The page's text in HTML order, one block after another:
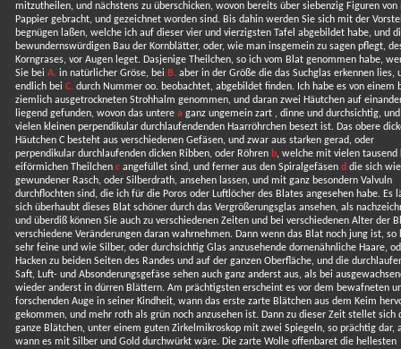
mitzutheilen, und nächstens zu überschicken, wovon bereits über siebenzig Figuren von
Pappier gebracht, und gezeichnet worden sind. Bis dahin werden Sie sich mit der
begnügen laßen, welche ich auf dieser vier und vierzigsten Tafel abgebildet habe, und
bewundernswürdigen Bau der Kornblätter, oder, wie man insgemein zu sagen pflegt,
Korngrases, vor Augen leget. Dasjenige Theilchen, so ich vom Blat genommen habe,
Sie bei A.in natürlicher Gröse, bei B.aber in der Größe die das Suchglas erkennen lies,
endlich bei C.durch Nummer oo. beobachtet, abgebildet finden. Ich habe es von einem
ziemlich ausgetrockneten Strohhalm genommen, und daran zwei Häutchen auf
liegend gefunden, wovon das untere aganz ungemein zart , dinne und durchsichtig,
vielen kleinen perpendikular durchlaufendenden Haarröhrchen besezt ist. Das obere
Häutchen C besteht aus verschiedenen Gefäsen, und zwar aus starken gerad, oder
perpendikular durchlaufenden dicken Ribben, oder Röhren b, welche mit vielen tausend
eiförmichen Theilchen cangefüllet sind, und ferner aus den Spiralgefäsen ddie sich
gewundener Rasch, oder Silberdrath, ansehen lassen, und mit ganz besondern Valvuln
durchflochten sind, die ich für die Poros oder Luftlöcher des Blates angesehen habe. Es
sich überhaubt dieses Blat schöner durch das Vergrößerungsglas ansehen, als
und überdiß können Sie auch zu verschiedenen Zeiten und bei verschiedenen Alter der
verschiedene Veränderungen daran wahrnehmen. Dann wenn das Blat noch jung ist, so
sehr feine und wie Silber, oder durchsichtig Glas anzusehende dornenähnliche Haare,
Hacken zu beiden Seiten des Randes und auf der ganzen Oberfläche, und die
Saft, Luft- und Absonderungsgefäse sehen auch ganz anderst aus, als bei
wieder anderst in dürren Blättern. Am prächtigsten erscheint es vor dem bewafneten
forschenden Auge in seiner Kindheit, wann das erste zarte Blätchen aus dem Keim
gekommen, und mehr roth als grün noch anzusehen ist. Dann zu dieser Zeit stellet sich
ganze Blätchen, unter einem guten Zirkelmikroskop mit zwei Spiegeln, so prächtig dar,
wann es mit Silber und Gold durchwürkt wäre. Die zarte Wolle offenbaret die hellesten